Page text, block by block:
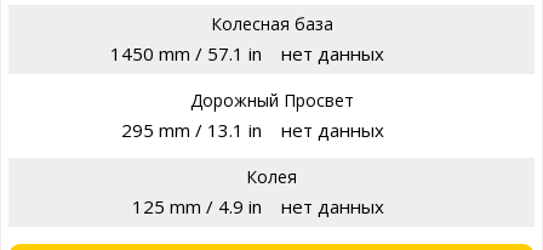
Колесная база
1450 mm / 57.1 in нет данных
Дорожный Просвет
295 mm / 13.1 in нет данных
Колея
125 mm / 4.9 in нет данных